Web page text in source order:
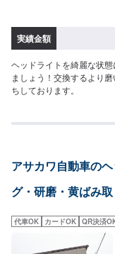
実績金額
ヘッドライトを綺麗な状
ましょう！交換するより
ちしております。
アサカワ自動車の
グ・研磨・黄ばみ
代車OK カードOK QR決済